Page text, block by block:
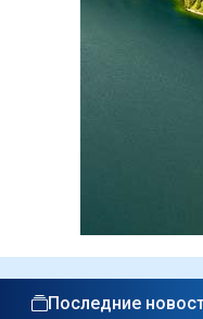
Последние